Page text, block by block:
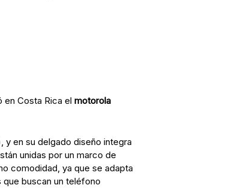
Costa Rica el motorola
y en su delgado diseño integra
unidas por un marco de
comodidad, ya que se adapta
buscan un teléfono